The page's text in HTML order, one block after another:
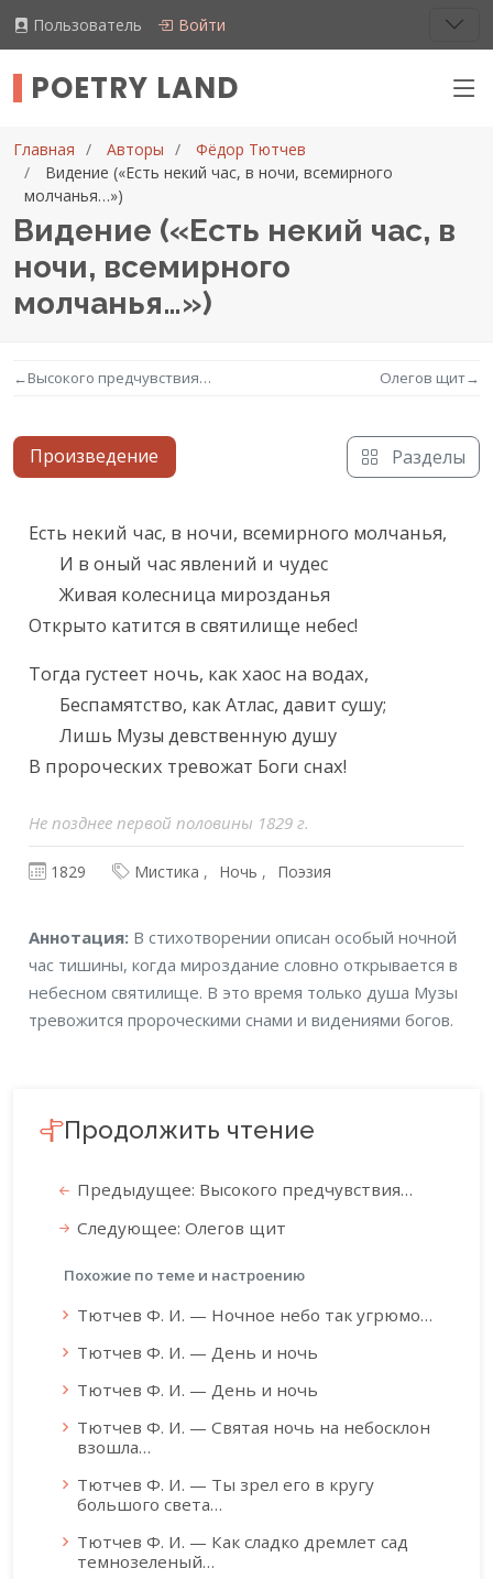
Пользователь Войти
POETRY LAND
Главная Авторы
Фёдор Тютчев
Видение («Есть некий час, в ночи, всемирного
молчанья…»)
Видение («Есть некий час, в
ночи, всемирного
молчанья…»)
←Высокого предчувствия… Олегов щит→
Произведение Разделы
Текст произведения
Есть некий час, в ночи, всемирного молчанья,
       Живая колесница мирозданья
Открыто катится в святилище небес!
Тогда густеет ночь, как хаос на водах,
       Лишь Музы девственную душу
В пророческих тревожат Боги снах!
Не позднее первой половины 1829 г.
1829 Мистика Ночь Поэзия
Аннотация
Аннотация: В стихотворении описан особый ночной
час тишины, когда мироздание словно открывается в
небесном святилище. В это время только душа Музы
тревожится пророческими снами и видениями богов.
Продолжить чтение
Предыдущее: Высокого предчувствия…
Следующее: Олегов щит
Похожие по теме и настроению
Тютчев Ф. И. — Ночное небо так угрюмо…
Тютчев Ф. И. — День и ночь
Тютчев Ф. И. — День и ночь
Тютчев Ф. И. — Святая ночь на небосклон
взошла…
Тютчев Ф. И. — Ты зрел его в кругу
большого света…
Тютчев Ф. И. — Как сладко дремлет сад
темнозеленый…